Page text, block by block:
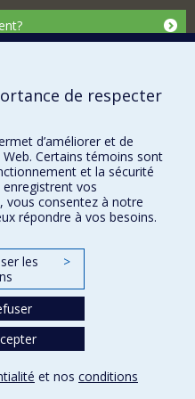
Montréal
de respecter
d’améliorer et de
Certains témoins sont
et la sécurité
enregistrent vos
vous consentez à notre
répondre à vos besoins.
les
>
et nos conditions